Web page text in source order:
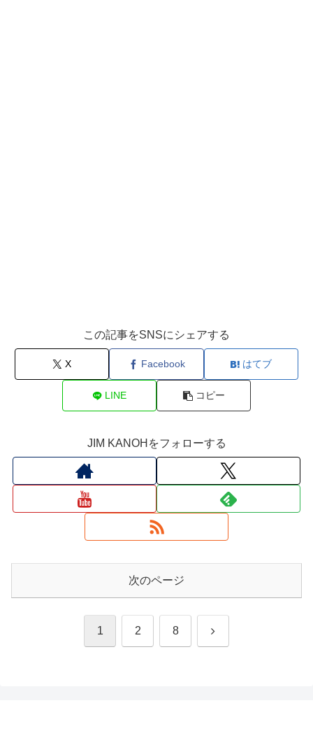
この記事をSNSにシェアする
X Facebook はてブ
LINE コピー
JIM KANOHをフォローする
次のページ
1 2 8 次